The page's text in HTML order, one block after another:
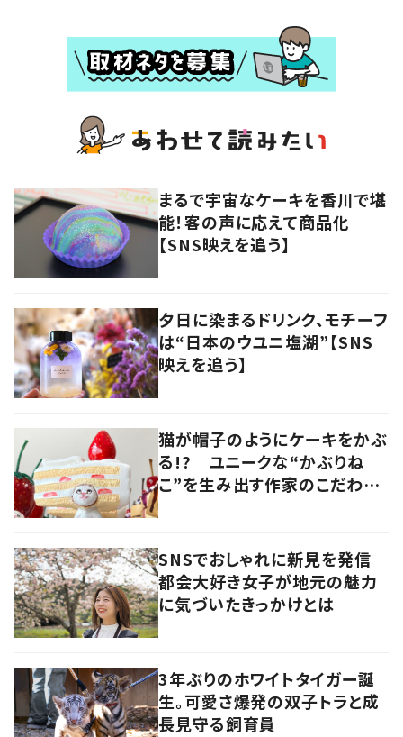
まるで宇宙なケーキを香川で堪
能！客の声に応えて商品化
【SNS映えを追う】
夕日に染まるドリンク、モチーフ
は“日本のウユニ塩湖”【SNS
映えを追う】
猫が帽子のようにケーキをかぶ
る!? ユニークな“かぶりね
こ”を生み出す作家のこだわり
SNSでおしゃれに新見を発信
都会大好き女子が地元の魅力
に気づいたきっかけとは
3年ぶりのホワイトタイガー誕
生。可愛さ爆発の双子トラと成
長見守る飼育員